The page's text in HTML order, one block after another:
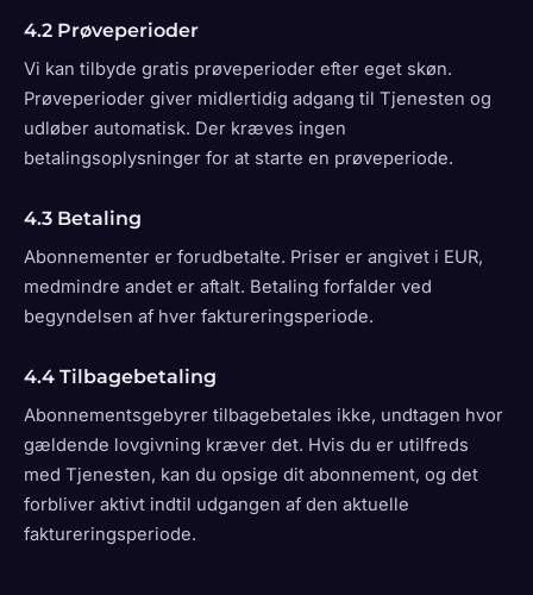
4.2 Prøveperioder
Vi kan tilbyde gratis prøveperioder efter eget skøn.
Prøveperioder giver midlertidig adgang til Tjenesten og
udløber automatisk. Der kræves ingen
betalingsoplysninger for at starte en prøveperiode.
4.3 Betaling
Abonnementer er forudbetalte. Priser er angivet i EUR,
medmindre andet er aftalt. Betaling forfalder ved
begyndelsen af hver faktureringsperiode.
4.4 Tilbagebetaling
Abonnementsgebyrer tilbagebetales ikke, undtagen hvor
gældende lovgivning kræver det. Hvis du er utilfreds
med Tjenesten, kan du opsige dit abonnement, og det
forbliver aktivt indtil udgangen af den aktuelle
faktureringsperiode.